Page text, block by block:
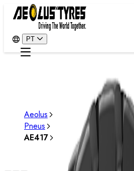
PT
Aeolus
Pneus
AE417